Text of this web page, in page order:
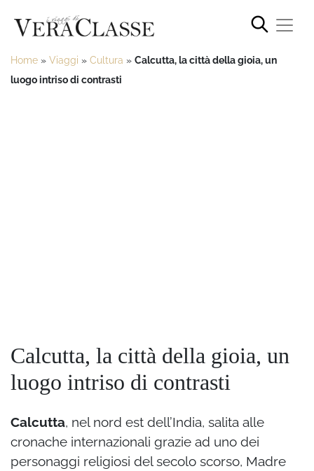
Home » Viaggi » Cultura » Calcutta, la città della gioia, un
luogo intriso di contrasti
Calcutta, la città della gioia, un
luogo intriso di contrasti
Calcutta, nel nord est dell’India, salita alle
cronache internazionali grazie ad uno dei
personaggi religiosi del secolo scorso, Madre